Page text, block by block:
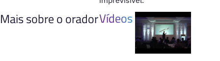
Mais sobre o oradorVídeos